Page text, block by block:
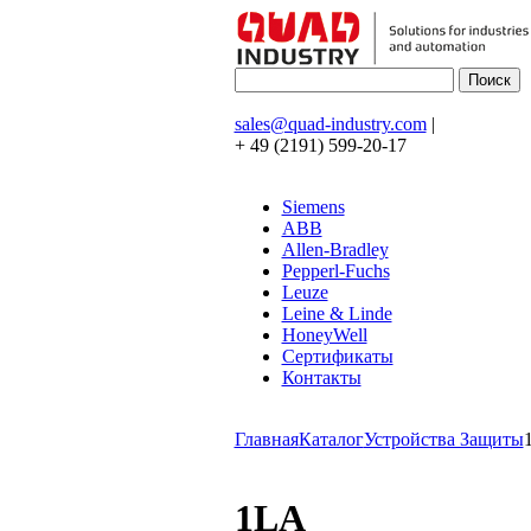
sales@quad-industry.com|
+ 49 (2191) 599-20-17
Siemens
ABB
Allen-Bradley
Pepperl-Fuchs
Leuze
Leine & Linde
HoneyWell
Сертификаты
Контакты
ГлавнаяКаталогУстройства Защиты
1LA